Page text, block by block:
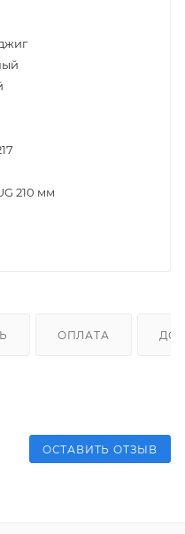
210 мм
ОПЛАТА
ОСТАВИТЬ ОТЗЫВ